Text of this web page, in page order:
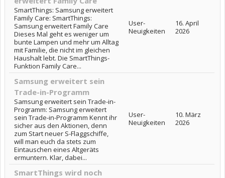
SmartThings: Samsung erweitert
Family Care: SmartThings:
Samsung erweitert Family Care
Dieses Mal geht es weniger um
bunte Lampen und mehr um Alltag
mit Familie, die nicht im gleichen
Haushalt lebt. Die SmartThings-
Funktion Family Care...
User-
Neuigkeiten
16. April
2026
Samsung erweitert sein
Trade-in-Programm
Samsung erweitert sein Trade-in-
Programm: Samsung erweitert
sein Trade-in-Programm Kennt ihr
sicher aus den Aktionen, denn
zum Start neuer S-Flaggschiffe,
will man euch da stets zum
Eintauschen eines Altgeräts
ermuntern. Klar, dabei...
User-
Neuigkeiten
10. März
2026
SmartThings wird noch